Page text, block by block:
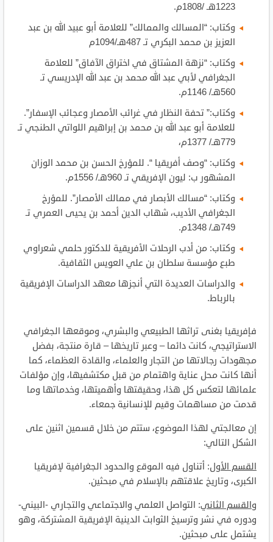
1223هـ /1808م.
وكتاب: “المسالك والممالك” للعلامة أبو عبيد الله بن عبد
العزيز بن محمد البكري تـ 487هـ/1094م
وكتاب: “نزهة المشتاق في اختراق الآفاق” للعلامة
الجغرافي لأبي عبد الله محمد بن عبد الله الإدريسي تـ
560هـ/ 1146م.
وكتاب:” تحفة النظار في غرائب الأمصار وعجائب الإسفار”.
للعلامة أبو عبد الله بن محمد بن إبراهيم اللواتي الطنجي تـ
779هـ/ 1377م،
وكتاب: “وصف أفريقيا “. للمؤرخ الحسن بن محمد الوزان
المشهور ب: ليون الإفريقي تـ 960هـ/ 1556م.
وكتاب: “مسالك الأبصار في ممالك الأمصار”. للمؤرخ
الجغرافي الأديب، شهاب الدين أحمد بن يحيى العمري تـ
749هـ/ 1348م.
وكتاب: من أدب الرحلات الأفريقية للدكتور حلمي شعراوي
طبع مؤسسة سلطان بن علي العويس الثقافية.
والدراسات العديدة التي أنجزها معهد الدراسات الإفريقية
بالرباط.
فإفريقيا بغنى تراثها الطبيعي والبشري، وموقعها الجغرافي
الاستراتيجي، كانت دائما – وعبر تاريخها – قارة منتجة، بفضل
مجهودات رجالاتها من التجار والعلماء، والقادة العظماء، كما
أنها كانت محل عناية واهتمام من قبل مكتشفيها، وإن مؤلفات
علمائها لتعكس كل هذا، وحقيقتها وأهميتها، وخدماتها وما
قدمت من مساهمات وقيم للإنسانية جمعاء.
إن معالجتي لهذا الموضوع، ستتم من خلال قسمين اثنين على
الشكل التالي:
القسم الأول: أتناول فيه الموقع والحدود الجغرافية لإفريقيا
الكبرى، وتاريخ علاقتهم بالإسلام في مبحثين.
والقسم الثاني: التواصل العلمي والاجتماعي والتجاري -البيني-
ودوره في نشر وترسيخ الثوابت الدينية الإفريقية المشتركة، وهو
يشتمل على مبحثين.